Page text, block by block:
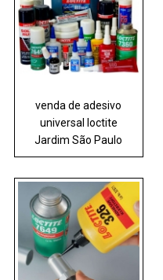
venda de adesivo
universal loctite
Jardim São Paulo